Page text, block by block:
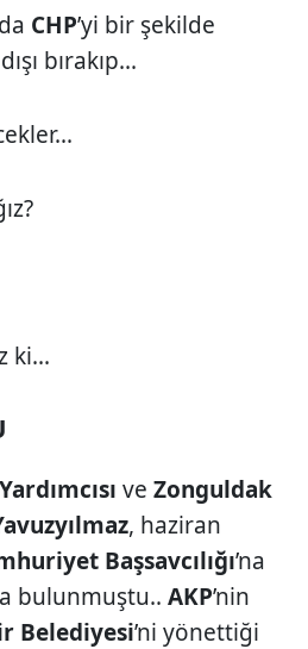
CHP’yi bir şekilde
bırakıp...
ki...
ve Zonguldak
, haziran
Başsavcılığı’na
bulunmuştu.. AKP’nin
Belediyesi’ni yönettiği